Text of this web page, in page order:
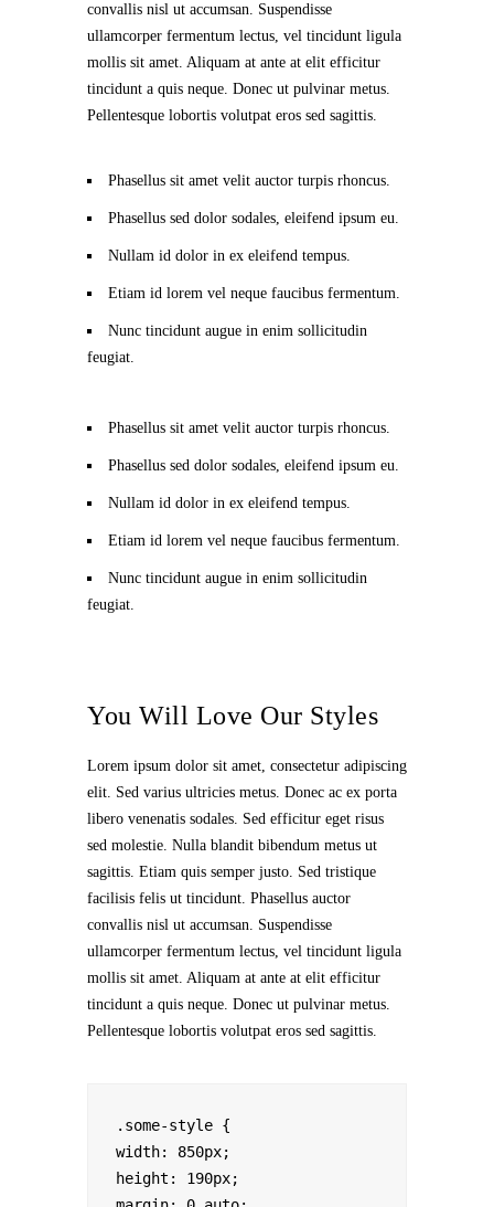
convallis nisl ut accumsan. Suspendisse
ullamcorper fermentum lectus, vel tincidunt ligula
mollis sit amet. Aliquam at ante at elit efficitur
tincidunt a quis neque. Donec ut pulvinar metus.
Pellentesque lobortis volutpat eros sed sagittis.
Phasellus sit amet velit auctor turpis rhoncus.
Phasellus sed dolor sodales, eleifend ipsum eu.
Nullam id dolor in ex eleifend tempus.
Etiam id lorem vel neque faucibus fermentum.
Nunc tincidunt augue in enim sollicitudin
feugiat.
Phasellus sit amet velit auctor turpis rhoncus.
Phasellus sed dolor sodales, eleifend ipsum eu.
Nullam id dolor in ex eleifend tempus.
Etiam id lorem vel neque faucibus fermentum.
Nunc tincidunt augue in enim sollicitudin
feugiat.
You Will Love Our Styles
Lorem ipsum dolor sit amet, consectetur adipiscing
elit. Sed varius ultricies metus. Donec ac ex porta
libero venenatis sodales. Sed efficitur eget risus
sed molestie. Nulla blandit bibendum metus ut
sagittis. Etiam quis semper justo. Sed tristique
facilisis felis ut tincidunt. Phasellus auctor
convallis nisl ut accumsan. Suspendisse
ullamcorper fermentum lectus, vel tincidunt ligula
mollis sit amet. Aliquam at ante at elit efficitur
tincidunt a quis neque. Donec ut pulvinar metus.
Pellentesque lobortis volutpat eros sed sagittis.
.some-style {
width: 850px;
height: 190px;